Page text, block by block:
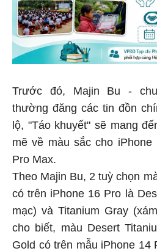
Trước đó, Majin Bu -
thường đăng các tin đồn
lộ, "Táo khuyết" sẽ mang
mẽ về màu sắc cho
Pro Max.
Theo Majin Bu, 2 tuỳ chọn
có trên iPhone 16 Pro là
mạc) và Titanium Gray
cho biết, màu Desert
Gold có trên mẫu iPhone 14